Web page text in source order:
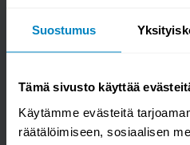
Suostumus
Tämä sivusto käyttää
Käytämme evästeitä
räätälöimiseen, sosiaalisen